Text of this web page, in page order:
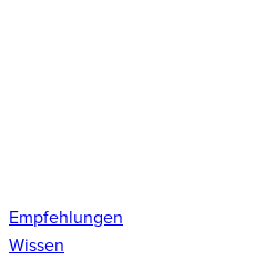
Empfehlungen
Wissen